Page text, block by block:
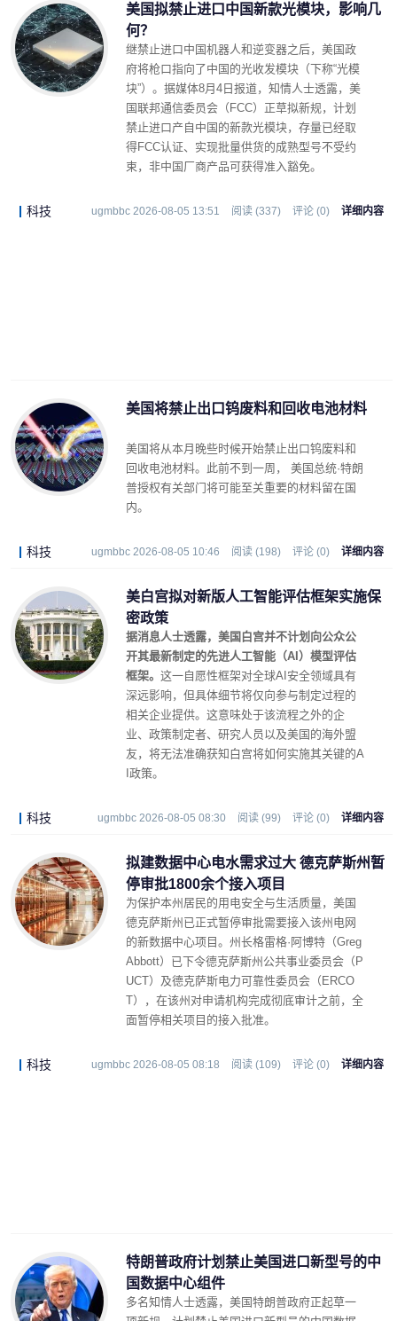
美国拟禁止进口中国新款光模块，影响几
何？
继禁止进口中国机器人和逆变器之后，美国政
府将枪口指向了中国的光收发模块（下称“光模
块”）。据媒体8月4日报道，知情人士透露，美
国联邦通信委员会（FCC）正草拟新规，计划
禁止进口产自中国的新款光模块，存量已经取
得FCC认证、实现批量供货的成熟型号不受约
束，非中国厂商产品可获得准入豁免。
科技 ugmbbc 2026-08-05 13:51 阅读 (337) 评论 (0) 详细内容
美国将禁止出口钨废料和回收电池材料
美国将从本月晚些时候开始禁止出口钨废料和
回收电池材料。此前不到一周， 美国总统·特朗
普授权有关部门将可能至关重要的材料留在国
内。
科技 ugmbbc 2026-08-05 10:46 阅读 (198) 评论 (0) 详细内容
美白宫拟对新版人工智能评估框架实施保
密政策
据消息人士透露，美国白宫并不计划向公众公
开其最新制定的先进人工智能（AI）模型评估
框架。 这一自愿性框架对全球AI安全领域具有
深远影响，但具体细节将仅向参与制定过程的
相关企业提供。这意味处于该流程之外的企
业、政策制定者、研究人员以及美国的海外盟
友，将无法准确获知白宫将如何实施其关键的A
I政策。
科技 ugmbbc 2026-08-05 08:30 阅读 (99) 评论 (0) 详细内容
拟建数据中心电水需求过大 德克萨斯州暂
停审批1800余个接入项目
为保护本州居民的用电安全与生活质量，美国
德克萨斯州已正式暂停审批需要接入该州电网
的新数据中心项目。州长格雷格·阿博特（Greg
Abbott）已下令德克萨斯州公共事业委员会（P
UCT）及德克萨斯电力可靠性委员会（ERCO
T），在该州对申请机构完成彻底审计之前，全
面暂停相关项目的接入批准。
科技 ugmbbc 2026-08-05 08:18 阅读 (109) 评论 (0) 详细内容
特朗普政府计划禁止美国进口新型号的中
国数据中心组件
多名知情人士透露，美国特朗普政府正起草一